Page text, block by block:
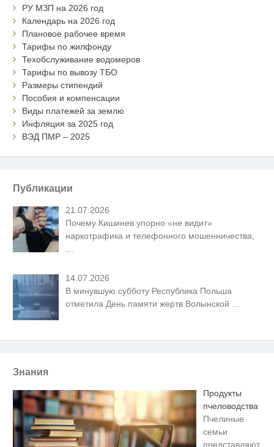
РУ МЗП на 2026 год
Календарь на 2026 год
Плановое рабочее время
Тарифы по жилфонду
Техобслуживание водомеров
Тарифы по вывозу ТБО
Размеры стипендий
Пособия и компенсации
Виды платежей за землю
Инфляция за 2025 год
ВЭД ПМР – 2025
Публикации
21.07.2026
Почему Кишинев упорно «не видит»
наркотрафика и телефонного мошенничества,
14.07.2026
В минувшую субботу Республика Польша
отметила День памяти жертв Волынской
Знания
Продукты
пчеловодства
Пчелиные
семьи
представляют